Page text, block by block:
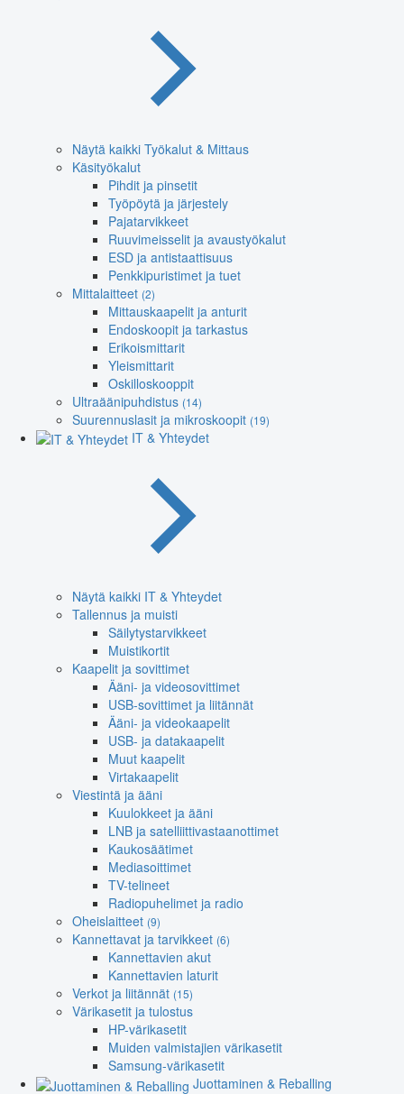
Näytä kaikki Työkalut & Mittaus
Käsityökalut
Pihdit ja pinsetit
Työpöytä ja järjestely
Pajatarvikkeet
Ruuvimeisselit ja avaustyökalut
ESD ja antistaattisuus
Penkkipuristimet ja tuet
Mittalaitteet (2)
Mittauskaapelit ja anturit
Endoskoopit ja tarkastus
Erikoismittarit
Yleismittarit
Oskilloskooppit
Ultraäänipuhdistus (14)
Suurennuslasit ja mikroskoopit (19)
IT & Yhteydet
Näytä kaikki IT & Yhteydet
Tallennus ja muisti
Säilytystarvikkeet
Muistikortit
Kaapelit ja sovittimet
Ääni- ja videosovittimet
USB-sovittimet ja liitännät
Ääni- ja videokaapelit
USB- ja datakaapelit
Muut kaapelit
Virtakaapelit
Viestintä ja ääni
Kuulokkeet ja ääni
LNB ja satelliittivastaanottimet
Kaukosäätimet
Mediasoittimet
TV-telineet
Radiopuhelimet ja radio
Oheislaitteet (9)
Kannettavat ja tarvikkeet (6)
Kannettavien akut
Kannettavien laturit
Verkot ja liitännät (15)
Värikasetit ja tulostus
HP-värikasetit
Muiden valmistajien värikasetit
Samsung-värikasetit
Juottaminen & Reballing